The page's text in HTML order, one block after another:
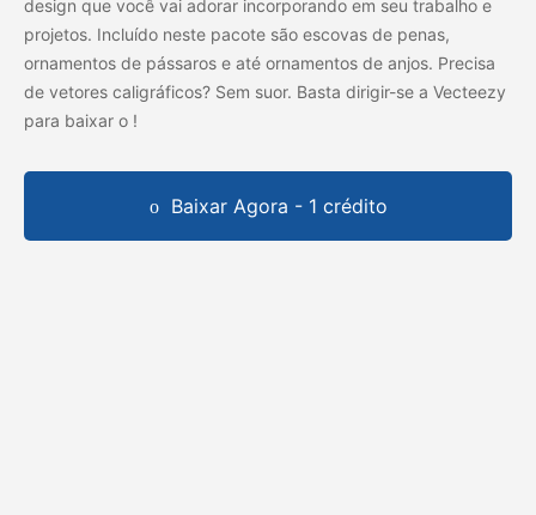
design que você vai adorar incorporando em seu trabalho e
projetos. Incluído neste pacote são escovas de penas,
ornamentos de pássaros e até ornamentos de anjos. Precisa
de vetores caligráficos? Sem suor. Basta dirigir-se a Vecteezy
para baixar o !
Baixar Agora - 1 crédito